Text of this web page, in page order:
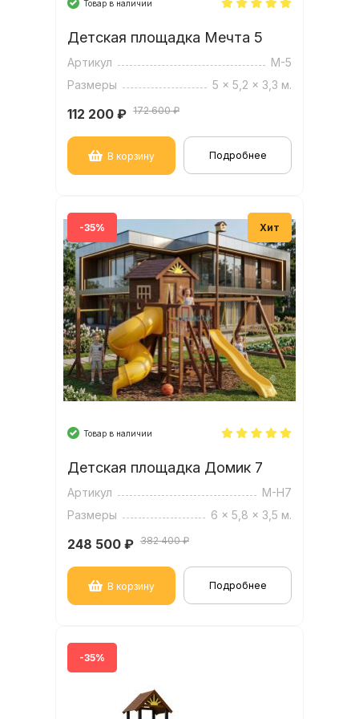
Товар в наличии
Детская площадка Мечта 5
Артикул
М-5
Размеры
5 x 5,2 x 3,3 м.
112 200 ₽ 172 600 ₽
В корзину Подробнее
-35% Хит
Товар в наличии
Детская площадка Домик 7
Артикул
M-H7
Размеры
6 x 5,8 x 3,5 м.
248 500 ₽ 382 400 ₽
В корзину Подробнее
-35%